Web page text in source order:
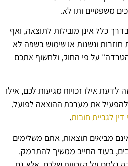
משפטיים ותו לא.
כלל אינן מובילות לתוצאה, ואף
חוזרות ונשנות או שימוש בשפה לא
על פי החוק, ולחשוף אתכם
אילו זכויות מגיעות לכם, אילו
את מערכת ההוצאה לפועל.
דין לגביית חובות.
מביאים תוצאות, אתם משלימים
בעוד החייב ממשיך להתחמק.